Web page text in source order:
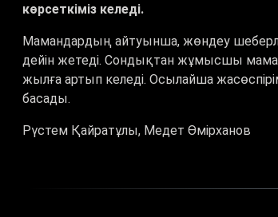
көрсеткіміз келеді.
Мамандардың айтуынша, жөндеу
дейін жетеді. Сондықтан жұмысшы
жылға артып келеді. Осылайша
басады.
Рүстем Қайратұлы, Медет Өмірханов